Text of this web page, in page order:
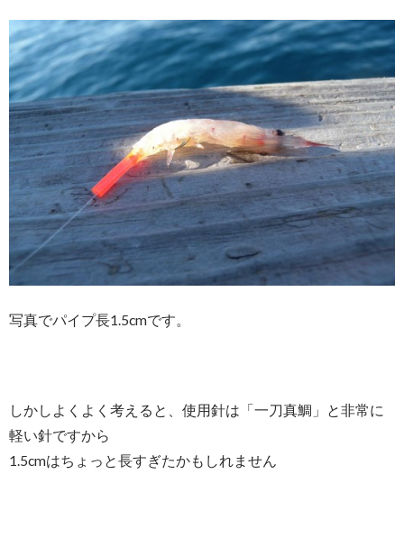
写真でパイプ長1.5cmです。
しかしよくよく考えると、使用針は「一刀真鯛」と非常に
軽い針ですから
1.5cmはちょっと長すぎたかもしれません